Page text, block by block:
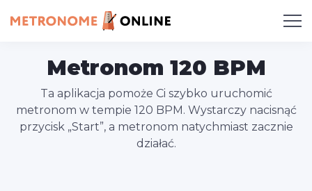
Metronom 120 BPM
Ta aplikacja pomoże Ci szybko uruchomić
metronom w tempie 120 BPM. Wystarczy nacisnąć
przycisk „Start”, a metronom natychmiast zacznie
działać.